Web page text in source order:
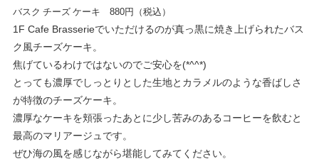
バスク チーズ ケーキ 880円（税込）
1F Cafe Brasserieでいただけるのが真っ黒に焼き上げられたバス
ク風チーズケーキ。
焦げているわけではないのでご安心を(*^^*)
とっても濃厚でしっとりとした生地とカラメルのような香ばしさ
が特徴のチーズケーキ。
濃厚なケーキを頬張ったあとに少し苦みのあるコーヒーを飲むと
最高のマリアージュです。
ぜひ海の風を感じながら堪能してみてください。